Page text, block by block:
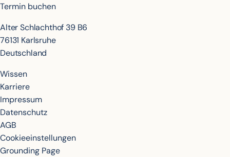
Termin buchen
Alter Schlachthof 39 B6
76131 Karlsruhe
Deutschland
Wissen
Karriere
Impressum
Datenschutz
AGB
Cookieeinstellungen
Grounding Page